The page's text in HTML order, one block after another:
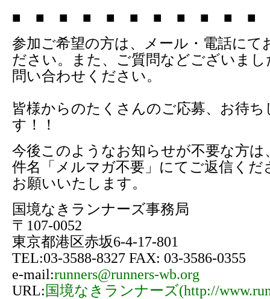
■ ■ ■ ■ ■ ■ ■ ■ ■ ■ ■
参加ご希望の方は、メール・電話にて
ださい。また、ご質問などございま
問い合わせください。
皆様からのたくさんのご応募、お待
す！！
今後このようなお知らせが不要な方は
件名「メルマガ不要」にてご返信くだ
お願いいたします。
国境なきランナーズ事務局
〒107-0052
東京都港区赤坂6-4-17-801
TEL:03-3588-8327 FAX: 03-3586-0355
e-mail:runners@runners-wb.org
URL:国境なきランナーズ(http://